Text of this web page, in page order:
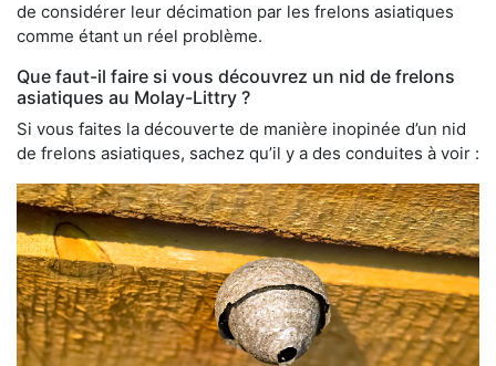
de considérer leur décimation par les frelons asiatiques
comme étant un réel problème.
Que faut-il faire si vous découvrez un nid de frelons
asiatiques au Molay-Littry ?
Si vous faites la découverte de manière inopinée d’un nid
de frelons asiatiques, sachez qu’il y a des conduites à voir :